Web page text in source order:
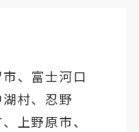
、 富士河口
村、忍野
上野原市、